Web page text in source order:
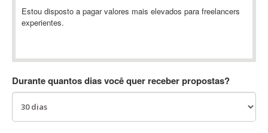
Ableton Push
Abstract
AC3
Estou disposto a pagar valores mais elevados para freelancers
experientes.
Durante quantos dias você quer receber propostas?